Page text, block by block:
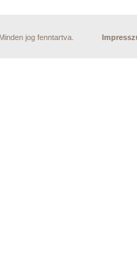
jog fenntartva.